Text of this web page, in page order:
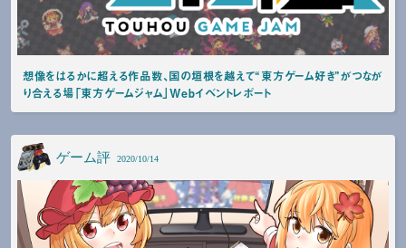
想像をはるかに超える作品数、国の垣根を越えて“東方ゲーム好き”がつなが
り合える場「東方ゲームジャム」Webイベントレポート
ゲーム評 2020/10/14